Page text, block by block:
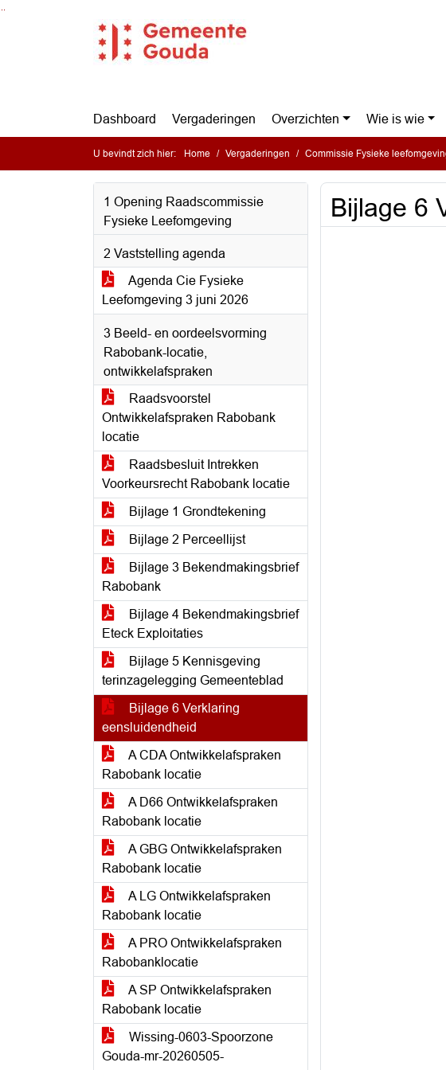
Ga naar de inhoud van deze pagina
Ga naar het zoeken
Ga naar het menu
Dashboard Vergaderingen Overzichten Wie is wie
U bevindt zich hier: Home Vergaderingen Commissie Fysieke
1 Opening Raadscommissie
Fysieke Leefomgeving
2 Vaststelling agenda
Agenda Cie Fysieke
Leefomgeving 3 juni 2026
3 Beeld- en oordeelsvorming
Rabobank-locatie,
ontwikkelafspraken
Raadsvoorstel
Ontwikkelafspraken Rabobank
locatie
Raadsbesluit Intrekken
Voorkeursrecht Rabobank locatie
Bijlage 1 Grondtekening
Bijlage 2 Perceellijst
Bijlage 3 Bekendmakingsbrief
Rabobank
Bijlage 4 Bekendmakingsbrief
Eteck Exploitaties
Bijlage 5 Kennisgeving
terinzagelegging Gemeenteblad
Bijlage 6 Verklaring
eensluidendheid
A CDA Ontwikkelafspraken
Rabobank locatie
A D66 Ontwikkelafspraken
Rabobank locatie
A GBG Ontwikkelafspraken
Rabobank locatie
A LG Ontwikkelafspraken
Rabobank locatie
A PRO Ontwikkelafspraken
Rabobanklocatie
A SP Ontwikkelafspraken
Rabobank locatie
Wissing-0603-Spoorzone
Gouda-mr-20260505-
Bijlage 6